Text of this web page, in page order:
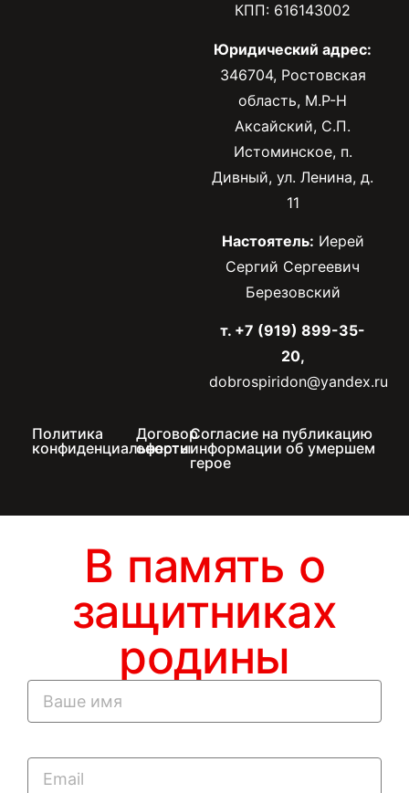
КПП: 616143002
Юридический адрес:
346704, Ростовская
область, М.Р-Н
Аксайский, С.П.
Истоминское, п.
Дивный, ул. Ленина, д.
11
Настоятель: Иерей
Сергий Сергеевич
Березовский
т. +7 (919) 899-35-
20,
dobrospiridon@yandex.ru
Политика
конфиденциальности
Договор
оферты
Согласие на публикацию
информации об умершем
герое
В память о
защитниках
родины